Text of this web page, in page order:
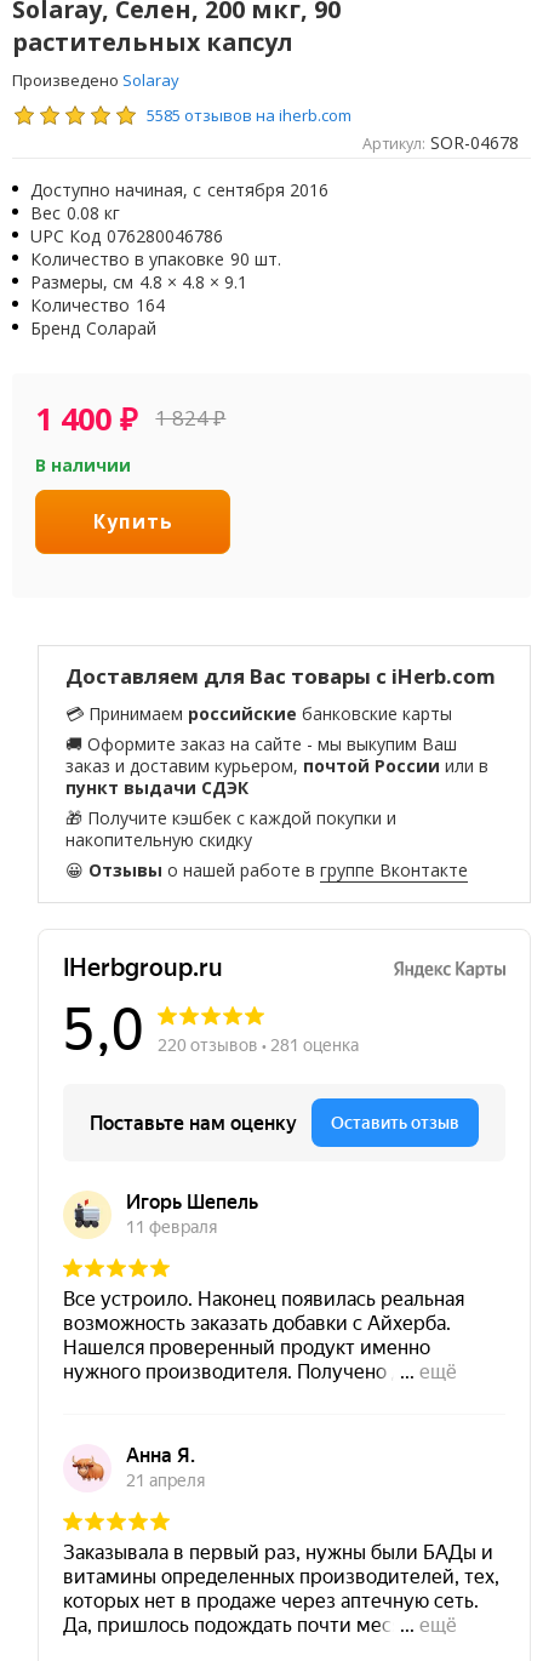
Solaray, Селен, 200 мкг, 90
растительных капсул
Произведено Solaray
5585 отзывов на iherb.com
Артикул: SOR-04678
Доступно начиная, с сентября 2016
Вес 0.08 кг
UPC Код 076280046786
Количество в упаковке 90 шт.
Размеры, см 4.8 × 4.8 × 9.1
Количество 164
Бренд Соларай
1 400₽ 1 824₽
В наличии
Купить
Доставляем для Вас товары с iHerb.com
💳 Принимаем российские банковские карты
🚚 Оформите заказ на сайте - мы выкупим Ваш
заказ и доставим курьером, почтой России или в
пункт выдачи СДЭК
🎁 Получите кэшбек с каждой покупки и
накопительную скидку
😀 Отзывы о нашей работе вгруппе Вконтакте